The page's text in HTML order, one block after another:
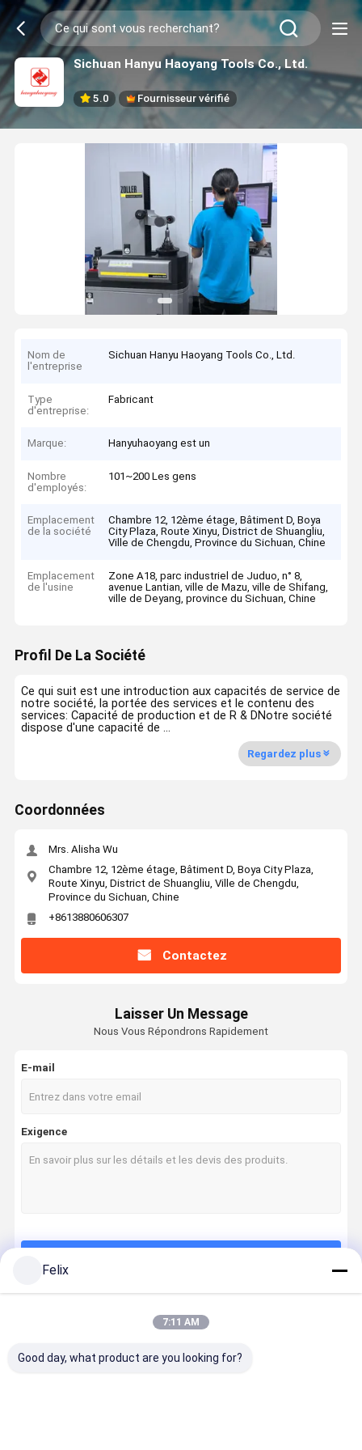
Sichuan Hanyu Haoyang Tools Co., Ltd.
5.0 Fournisseur vérifié
Nom de
l'entreprise
Sichuan Hanyu Haoyang Tools Co., Ltd.
Type
d'entreprise:
Fabricant
Marque: Hanyuhaoyang est un
Nombre
d'employés:
101~200 Les gens
Emplacement
de la société
Chambre 12, 12ème étage, Bâtiment D, Boya
City Plaza, Route Xinyu, District de Shuangliu,
Ville de Chengdu, Province du Sichuan, Chine
Emplacement
de l'usine
Zone A18, parc industriel de Juduo, n° 8,
avenue Lantian, ville de Mazu, ville de Shifang,
ville de Deyang, province du Sichuan, Chine
Profil De La Société
Ce qui suit est une introduction aux capacités de service de
notre société, la portée des services et le contenu des
services: Capacité de production et de R & DNotre société
dispose d'une capacité de ...
Regardez plus
Coordonnées
Mrs. Alisha Wu
Chambre 12, 12ème étage, Bâtiment D, Boya City Plaza,
Route Xinyu, District de Shuangliu, Ville de Chengdu,
Province du Sichuan, Chine
+8613880606307
Contactez
Laisser Un Message
Nous Vous Répondrons Rapidement
E-mail
Exigence
Felix
7:11 AM
Good day, what product are you looking for?